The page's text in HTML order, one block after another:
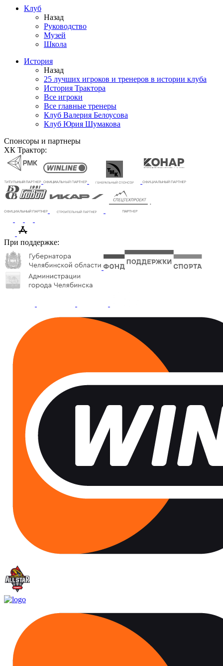
Клуб
Назад
Руководство
Музей
Школа
История
Назад
25 лучших игроков и тренеров в истории клуба
История Трактора
Все игроки
Все главные тренеры
Клуб Валерия Белоусова
Клуб Юрия Шумакова
Спонсоры и партнеры
ХК Трактор:
При поддержке: